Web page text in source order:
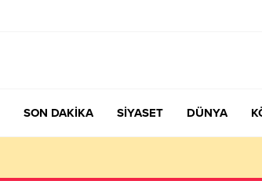
SON DAKİKA SİYASET DÜNYA